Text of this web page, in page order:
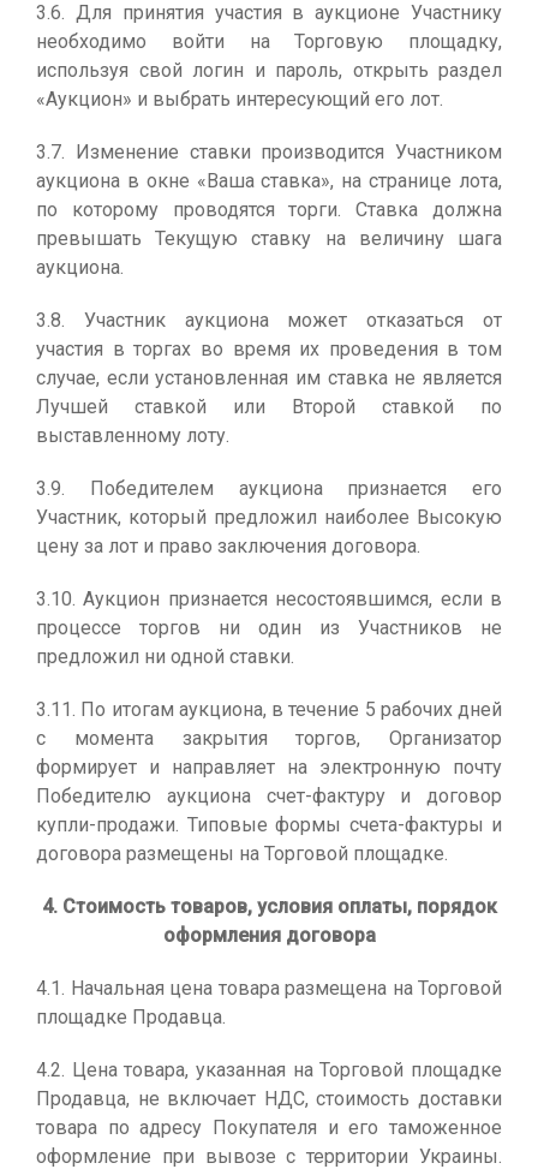
3.6. Для принятия участия в аукционе Участнику
необходимо войти на Торговую площадку,
используя свой логин и пароль, открыть раздел
«Аукцион» и выбрать интересующий его лот.
3.7. Изменение ставки производится Участником
аукциона в окне «Ваша ставка», на странице лота,
по которому проводятся торги. Ставка должна
превышать Текущую ставку на величину шага
аукциона.
3.8. Участник аукциона может отказаться от
участия в торгах во время их проведения в том
случае, если установленная им ставка не является
Лучшей ставкой или Второй ставкой по
выставленному лоту.
3.9. Победителем аукциона признается его
Участник, который предложил наиболее Высокую
цену за лот и право заключения договора.
3.10. Аукцион признается несостоявшимся, если в
процессе торгов ни один из Участников не
предложил ни одной ставки.
3.11. По итогам аукциона, в течение 5 рабочих дней
с момента закрытия торгов, Организатор
формирует и направляет на электронную почту
Победителю аукциона счет-фактуру и договор
купли-продажи. Типовые формы счета-фактуры и
договора размещены на Торговой площадке.
4. Стоимость товаров, условия оплаты, порядок
оформления договора
4.1. Начальная цена товара размещена на Торговой
площадке Продавца.
4.2. Цена товара, указанная на Торговой площадке
Продавца, не включает НДС, стоимость доставки
товара по адресу Покупателя и его таможенное
оформление при вывозе с территории Украины.